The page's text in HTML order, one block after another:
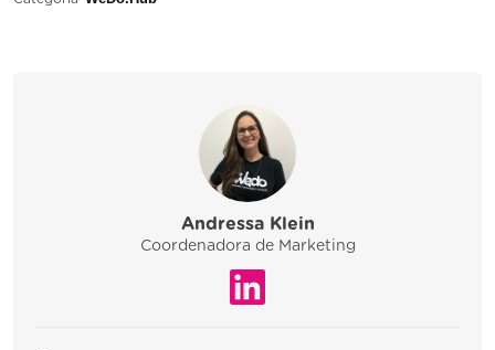
Andressa Klein
Coordenadora de Marketing